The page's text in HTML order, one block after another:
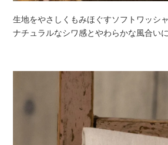
生地をやさしくもみほぐすソフトワッシ
ナチュラルなシワ感とやわらかな風合い